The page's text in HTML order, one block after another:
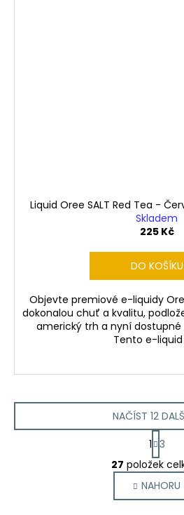
Liquid Oree SALT Red Tea -
Skladem
225 Kč
DO KOŠÍKU
Objevte premiové e-liquidy
dokonalou chuť a kvalitu,
americký trh a nyní dostupné
Tento e-liquid
O
v
l
á
NAČÍST 12
S
t
r
á
n
k
1 3
27 položek
NAHORU